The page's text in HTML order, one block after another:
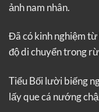
ảnh nam nhân.
Đã có kinh nghiệm
độ di chuyển trong
Tiểu Bối lười biếng
lấy que cá nướng